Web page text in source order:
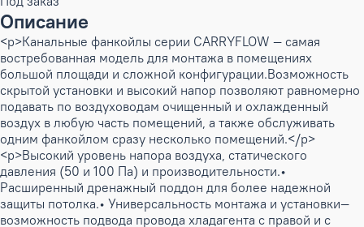
Описание
<p>Канальные фанкойлы серии CARRYFLOW — самая
востребованная модель для монтажа в помещениях
большой площади и сложной конфигурации.Возможность
скрытой установки и высокий напор позволяют равномерно
подавать по воздуховодам очищенный и охлажденный
воздух в любую часть помещений, а также обслуживать
одним фанкойлом сразу несколько помещений.</p>
<p>Высокий уровень напора воздуха, статического
давления (50 и 100 Па) и производительности.•
Расширенный дренажный поддон для более надежной
защиты потолка.• Универсальность монтажа и установки—
возможность подвода провода хладагента с правой и с